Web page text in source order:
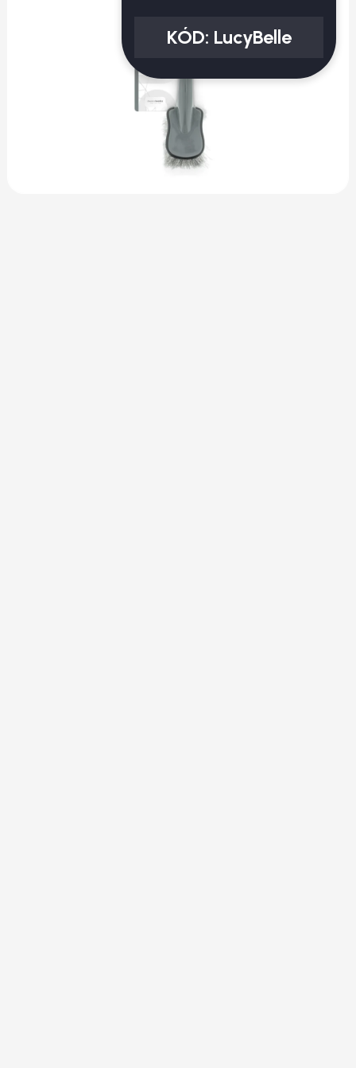
KÓD: LucyBelle